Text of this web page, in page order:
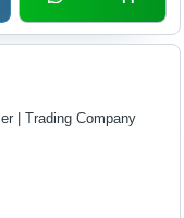
| Trading Company